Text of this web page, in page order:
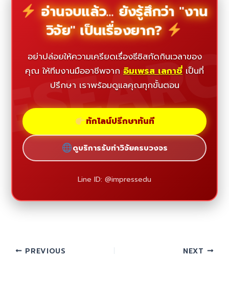
อ่านจบแล้ว... ยังรู้สึกว่า "งาน
วิจัย" เป็นเรื่องยาก?
อย่าปล่อยให้ความเครียดเรื่องธีซิสกัดกินเวลาของ
คุณ ให้ทีมงานมืออาชีพจาก อิมเพรส เลกาซี่ เป็นที่
ปรึกษา เราพร้อมดูแลคุณทุกขั้นตอน
ทักไลน์ปรึกษาทันที
ดูบริการรับทำวิจัยครบวงจร
Line ID: @impressedu
PREVIOUS NEXT